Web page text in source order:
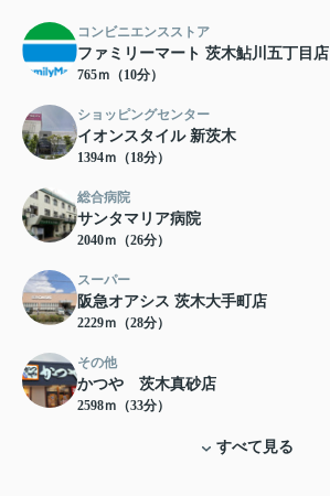
コンビニエンスストア
ファミリーマート 茨木鮎川五丁目店
765ｍ（10分）
ショッピングセンター
イオンスタイル 新茨木
1394ｍ（18分）
総合病院
サンタマリア病院
2040ｍ（26分）
スーパー
阪急オアシス 茨木大手町店
2229ｍ（28分）
その他
かつや 茨木真砂店
2598ｍ（33分）
すべて見る